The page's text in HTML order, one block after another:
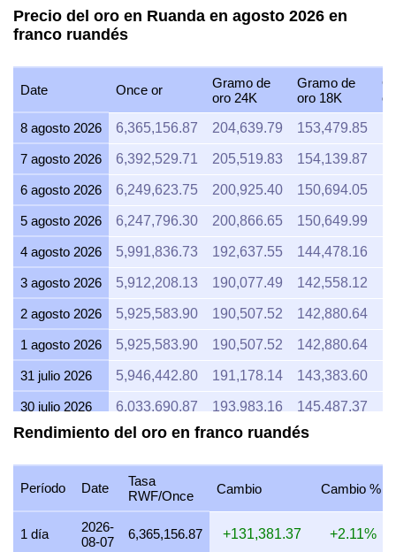
Precio del oro en Ruanda en agosto 2026 en
franco ruandés
Date Once or
Gramo de
oro 24K
Gramo de
oro 18K
8 agosto 2026
6,365,156.87 204,639.79 153,479.85
7 agosto 2026 6,392,529.71 205,519.83 154,139.87
6 agosto 2026 6,249,623.75 200,925.40 150,694.05
5 agosto 2026 6,247,796.30 200,866.65 150,649.99
4 agosto 2026 5,991,836.73 192,637.55 144,478.16
3 agosto 2026 5,912,208.13 190,077.49 142,558.12
2 agosto 2026 5,925,583.90 190,507.52 142,880.64
1 agosto 2026 5,925,583.90 190,507.52 142,880.64
31 julio 2026 5,946,442.80 191,178.14 143,383.60
30 julio 2026 6,033,690.87 193,983.16 145,487.37
29 julio 2026 5,933,198.38 190,752.33 143,064.25
28 julio 2026 5,907,258.06 189,918.35 142,438.76
5,983,673.47
26 julio 2026 5,967,478.32 191,854.43 143,890.82
Rendimiento del oro en franco ruandés
Período Date
Tasa
RWF/Once
Cambio Cambio %
1 día
2026-
08-07
6,365,156.87 +131,381.37 +2.11%